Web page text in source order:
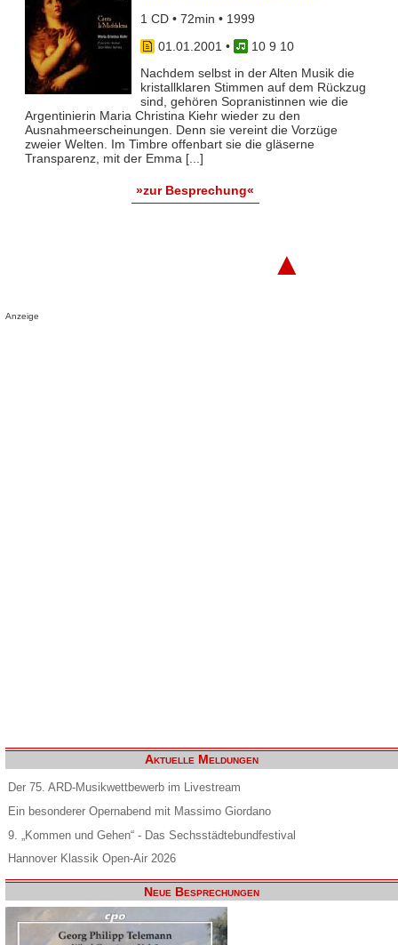
1 CD • 72min • 1999
01.01.2001 •
10 9 10
Nachdem selbst in der Alten Musik die
kristallklaren Stimmen auf dem Rückzug
sind, gehören Sopranistinnen wie die
Argentinierin Maria Christina Kiehr wieder zu den
Ausnahmeerscheinungen. Denn sie vereint die Vorzüge
zweier Welten. Im Timbre offenbart sie die gläserne
Transparenz, mit der Emma [...]
»zur Besprechung«
▲
Anzeige
Aktuelle Meldungen
Der 75. ARD-Musikwettbewerb im Livestream
Ein besonderer Opernabend mit Massimo Giordano
9. „Kommen und Gehen“ - Das Sechsstädtebundfestival
Hannover Klassik Open-Air 2026
Neue Besprechungen